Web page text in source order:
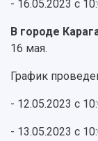
- 16.05.2023 с
В городе
16 мая.
График
- 12.05.2023 с
- 13.05.2023 с